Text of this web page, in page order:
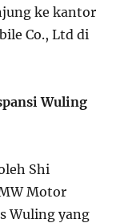
ke kantor
Co., Ltd di
Wuling
Shi
Motor
Wuling yang